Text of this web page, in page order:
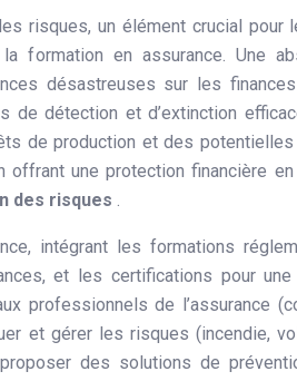
formation en assurance. Une
désastreuses sur les
de détection et d’extinction
de production et des
offrant une protection financière
des risques .
intégrant les formations
et les certifications pour
professionnels de l’assurance
et gérer les risques (incendie,
des solutions de